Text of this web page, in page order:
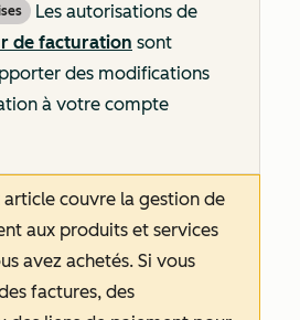
Les autorisations de
de facturation sont
des modifications
à votre compte
article couvre la gestion de
aux produits et services
avez achetés. Si vous
factures, des